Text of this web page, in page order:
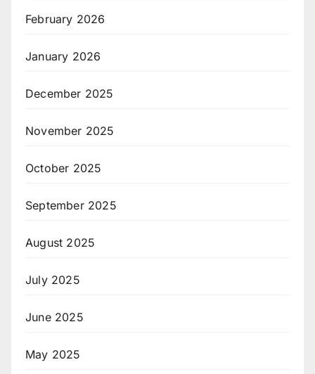
February 2026
January 2026
December 2025
November 2025
October 2025
September 2025
August 2025
July 2025
June 2025
May 2025